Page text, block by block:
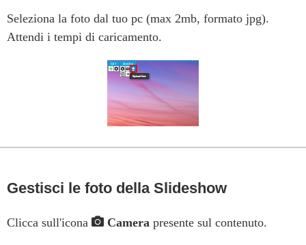
Seleziona la foto dal tuo pc (max 2mb, formato jpg).
Attendi i tempi di caricamento.
Gestisci le foto della Slideshow
Clicca sull'icona Camera presente sul contenuto.